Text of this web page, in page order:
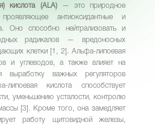
кислота (ALA) — это природное
антиоксидантные и
Оно способно нейтрализовать и
радикалов — вредоносных
клетки [1, 2]. Альфа-липоевая
и углеводов, а также влияет на
выработку важных регуляторов
кислота способствует
уменьшению усталости, контролю
[3]. Кроме того, она замедляет
работу щитовидной железы,